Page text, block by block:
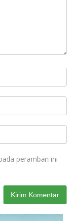
peramban ini